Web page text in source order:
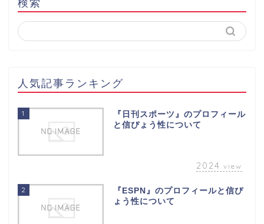
人気記事ランキング
1
『日刊スポーツ』のプロフィール
と信ぴょう性について
2024 view
2
『ESPN』のプロフィールと信ぴ
ょう性について